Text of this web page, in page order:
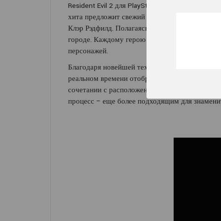
Resident Evil 2 для PlayStation 5 - культовый
хита предложит свежий взгляд на
Клэр Рэдфилд. Полагаясь лишь друг на
городе. Каждому герою посвящена
персонажей.
Благодаря новейшей технологии,
реальном времени отображают любые
сочетании с расположением камеры «из-за
процесс – еще более подходящим для